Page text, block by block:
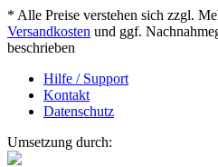
* Alle Preise verstehen sich zzgl.
Versandkosten und ggf.
beschrieben
Hilfe / Support
Kontakt
Datenschutz
Umsetzung durch: